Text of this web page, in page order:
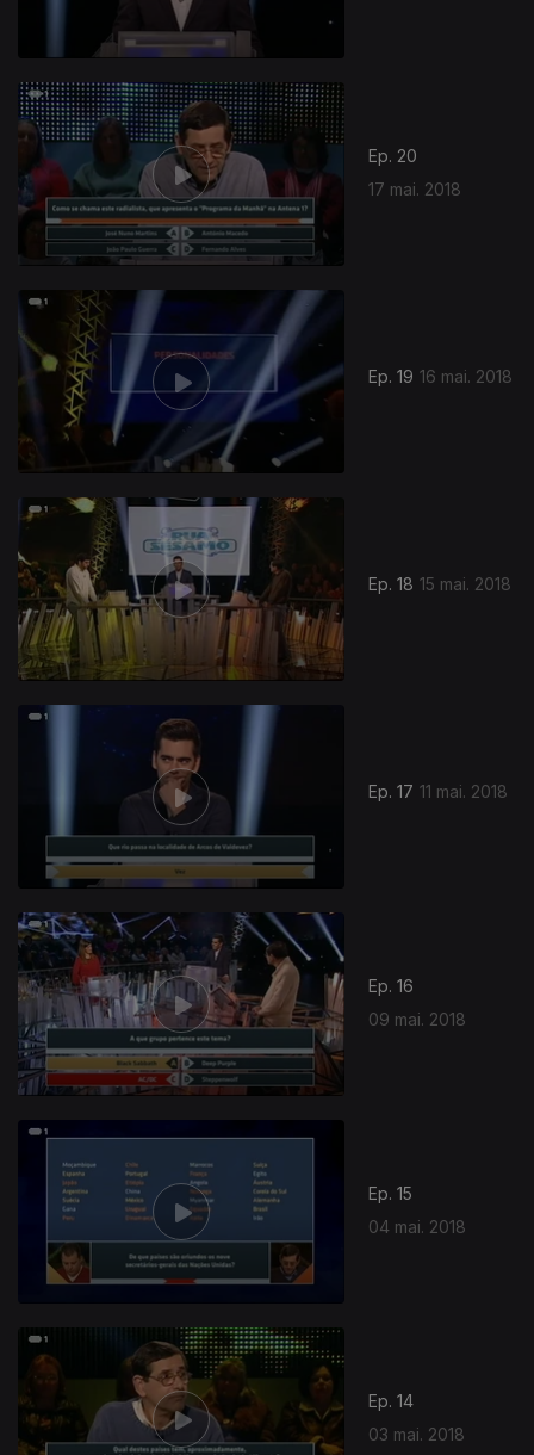
Ep. 20
17 mai. 2018
Ep. 19 16 mai. 2018
Ep. 18 15 mai. 2018
Ep. 17 11 mai. 2018
Ep. 16
09 mai. 2018
Ep. 15
04 mai. 2018
Ep. 14
03 mai. 2018